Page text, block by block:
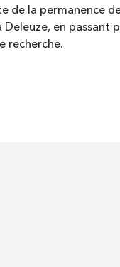
la permanence
en passant
recherche.